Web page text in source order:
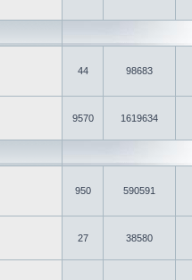
44 98683
9570 1619634
950 590591
27 38580